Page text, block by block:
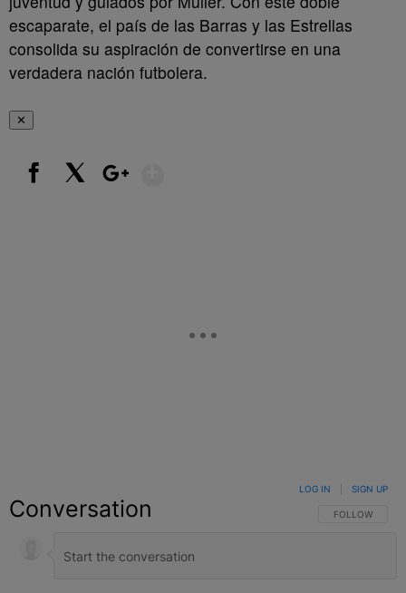
escaparate, el país de las Barras y las Estrellas
consolida su aspiración de convertirse en una
verdadera nación futbolera.
✕
Conversation FOLLOW THIS
FOLLOW
LOG IN SIGN UP